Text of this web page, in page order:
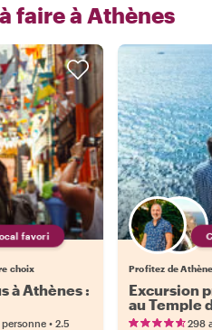
faire à Athènes
favori
choix
à Athènes :
personne • 2.5
Profitez de
Excursion
au Temple
298